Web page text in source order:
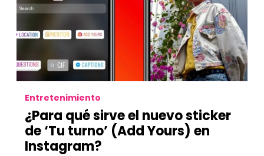
Entretenimiento
¿Para qué sirve el nuevo sticker
de ‘Tu turno’ (Add Yours) en
Instagram?